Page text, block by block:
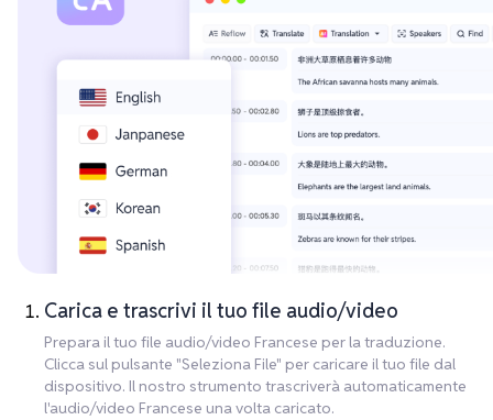
Carica e trascrivi il tuo file audio/video
Prepara il tuo file audio/video Francese per la traduzione.
Clicca sul pulsante "Seleziona File" per caricare il tuo file dal
dispositivo. Il nostro strumento trascriverà automaticamente
l'audio/video Francese una volta caricato.